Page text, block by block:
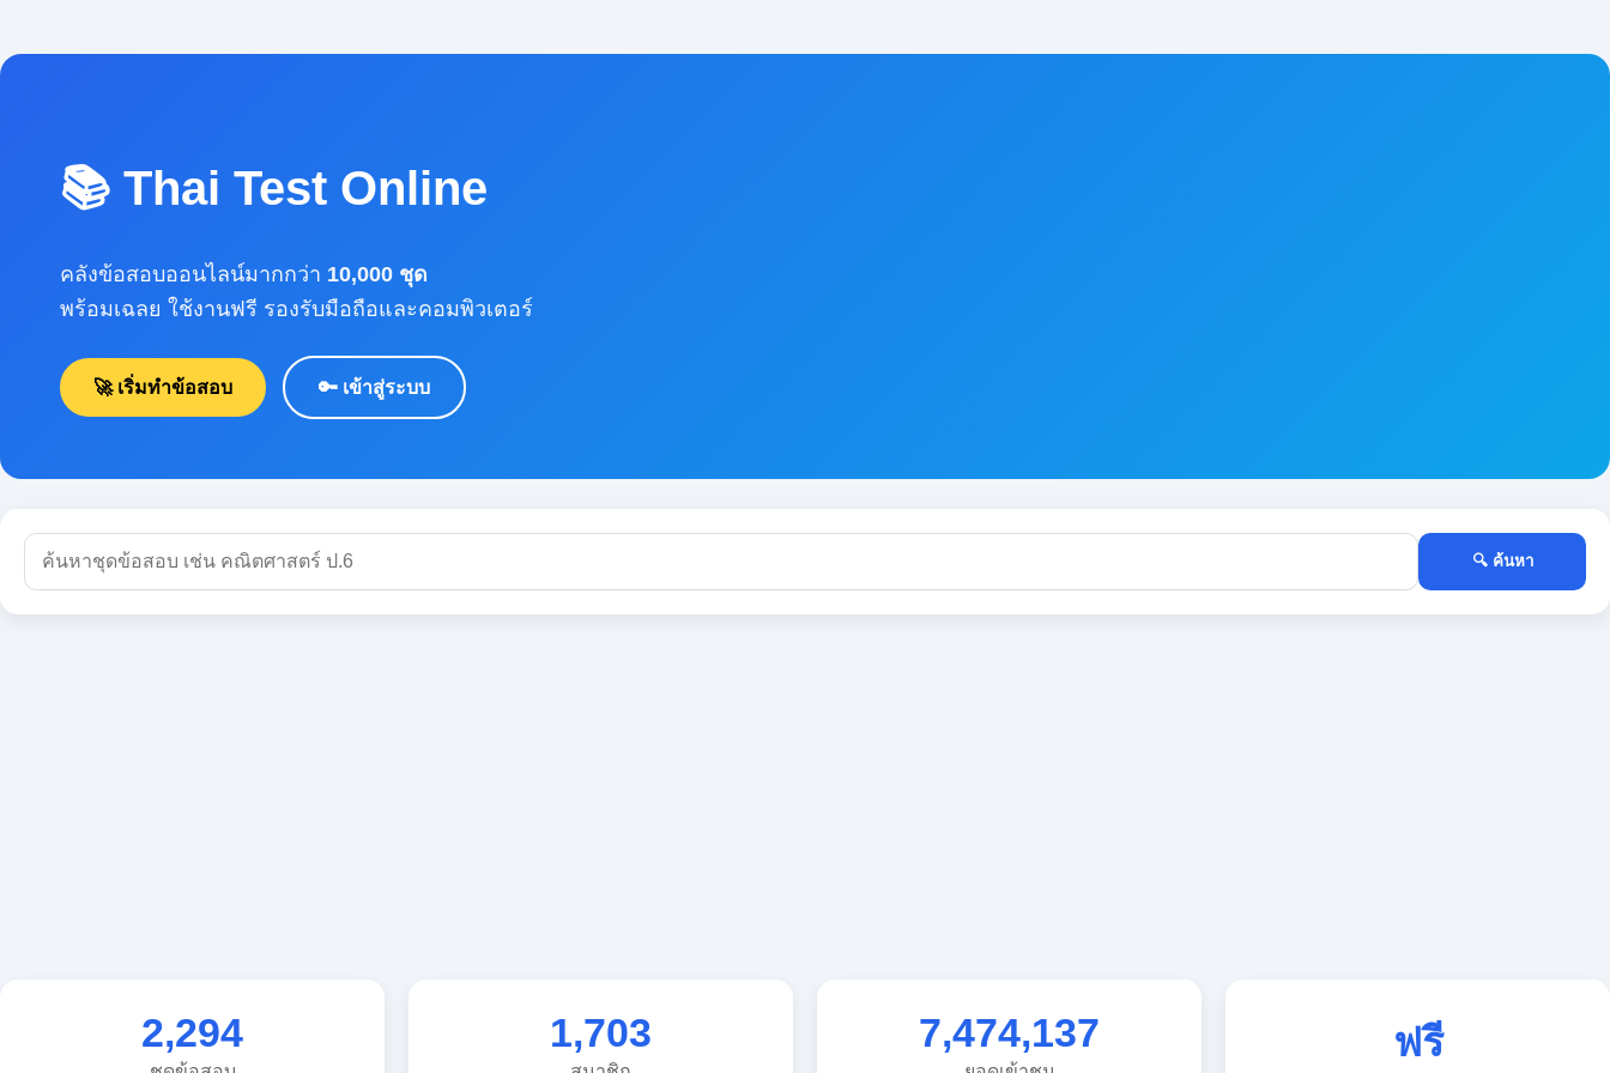
📚 Thai Test Online
คลังข้อสอบออนไลน์มากกว่า10,000 ชุด
พร้อมเฉลย ใช้งานฟรี รองรับมือถือและคอมพิวเตอร์
🚀 เริ่มทำข้อสอบ 🔑 เข้าสู่ระบบ
2,294
ชุดข้อสอบ
1,703
สมาชิก
7,474,137
ยอดเข้าชม
ฟรี
ใช้งานตลอด 24 ชั่วโมง